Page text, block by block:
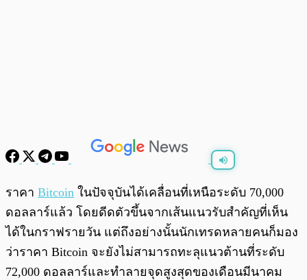
0:00
ราคา Bitcoin ในปัจจุบันได้เคลื่อนที่เหนือระดับ 70,000
ดอลลาร์แล้ว โดยดีดตัวขึ้นจากเส้นแนวรับสำคัญที่เห็น
ได้ในกราฟรายวัน แต่ถึงอย่างนั้นนักเทรดหลายคนก็มอง
ว่าราคา Bitcoin จะยังไม่สามารถทะลุแนวต้านที่ระดับ
72,000 ดอลลาร์และทำลายจุดสูงสุดของเดือนมีนาคม